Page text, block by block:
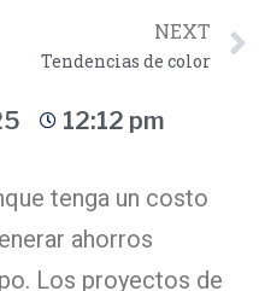
NEXT
Tendencias de color
12:12 pm
tenga un costo
ahorros
Los proyectos de